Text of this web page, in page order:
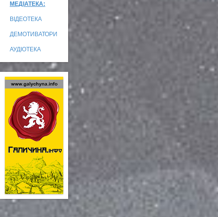
МЕДІАТЕКА:
ВІДЕОТЕКА
ДЕМОТИВАТОРИ
АУДІОТЕКА